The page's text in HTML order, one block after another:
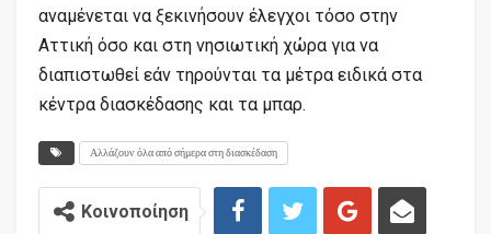
αναμένεται να ξεκινήσουν έλεγχοι τόσο στην
Αττική όσο και στη νησιωτική χώρα για να
διαπιστωθεί εάν τηρούνται τα μέτρα ειδικά στα
κέντρα διασκέδασης και τα μπαρ.
Αλλάζουν όλα από σήμερα στη διασκέδαση
Κοινοποίηση